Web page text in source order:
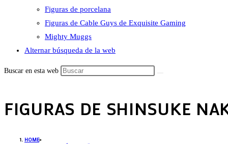
Figuras de porcelana
Figuras de Cable Guys de Exquisite Gaming
Mighty Muggs
Alternar búsqueda de la web
Buscar en esta web
FIGURAS DE SHINSUKE
HOME>